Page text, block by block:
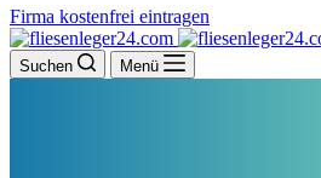
Firma kostenfrei eintragen
Suchen Menü